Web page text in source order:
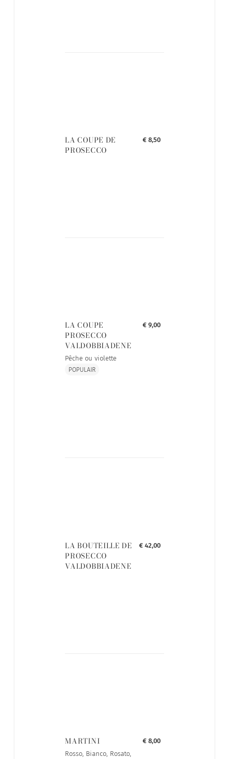
LA COUPE DE
PROSECCO
€ 8,50
LA COUPE
PROSECCO
VALDOBBIADENE
Pêche ou violette
POPULAIR
€ 9,00
LA BOUTEILLE DE
PROSECCO
VALDOBBIADENE
€ 42,00
MARTINI
Rosso, Bianco, Rosato,
€ 8,00